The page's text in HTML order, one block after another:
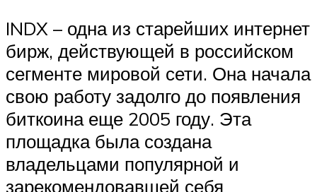
INDX – одна из старейших интернет
бирж, действующей в российском
сегменте мировой сети. Она начала
свою работу задолго до появления
биткоина еще 2005 году. Эта
площадка была создана
владельцами популярной и
зарекомендовавшей себя